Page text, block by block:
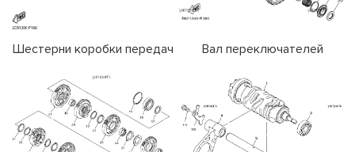
Шестерни коробки передач Вал переключателей